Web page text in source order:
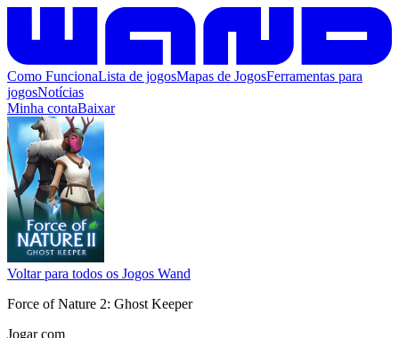
Como FuncionaLista de jogosMapas de JogosFerramentas para
jogosNotícias
Minha contaBaixar
Voltar para todos os Jogos Wand
Force of Nature 2: Ghost Keeper
Jogar com